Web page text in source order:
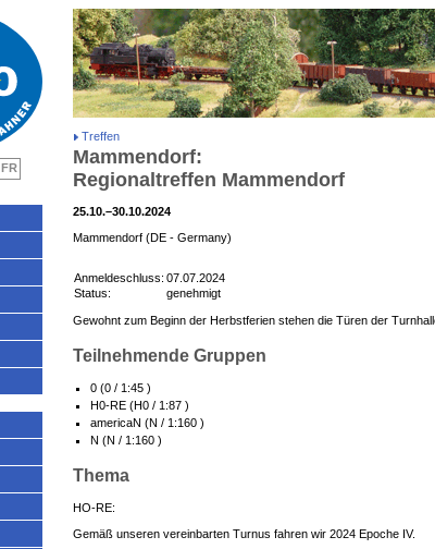
Treffen
Mammendorf:
Regionaltreffen Mammendorf
25.10.–30.10.2024
Mammendorf (DE - Germany)
Anmeldeschluss: 07.07.2024
Status:
genehmigt
Gewohnt zum Beginn der Herbstferien stehen die Türen der
Teilnehmende Gruppen
0 (0 / 1:45 )
H0-RE (H0 / 1:87 )
americaN (N / 1:160 )
N (N / 1:160 )
Thema
HO-RE:
Gemäß unseren vereinbarten Turnus fahren wir 2024 Epoche IV.
FR